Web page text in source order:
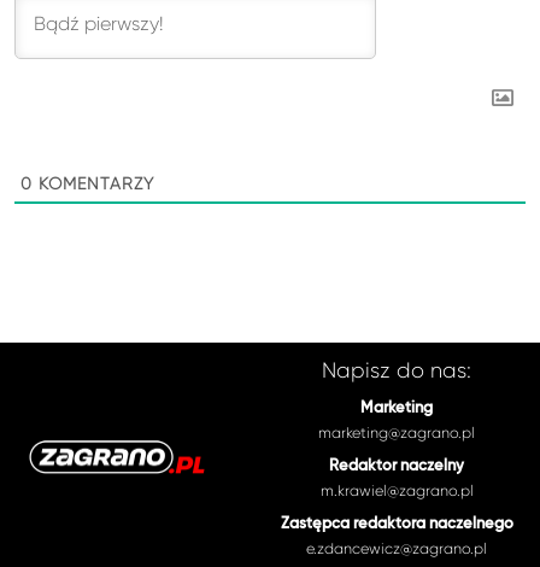
0 KOMENTARZY
Napisz do nas:
Marketing
marketing@zagrano.pl
Redaktor naczelny
m.krawiel@zagrano.pl
Zastępca redaktora naczelnego
e.zdancewicz@zagrano.pl